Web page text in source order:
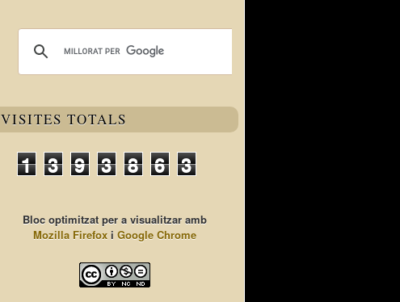
VISITES TOTALS
1 3 9 3 8 6 3
Bloc optimitzat per a visualitzar amb
Mozilla Firefox i Google Chrome